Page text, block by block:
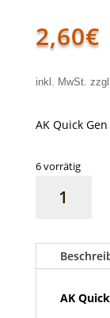
2,60€
inkl. MwSt.
AK Quick
6 vorrätig
Quick
Uniform
18ml
Menge
AK